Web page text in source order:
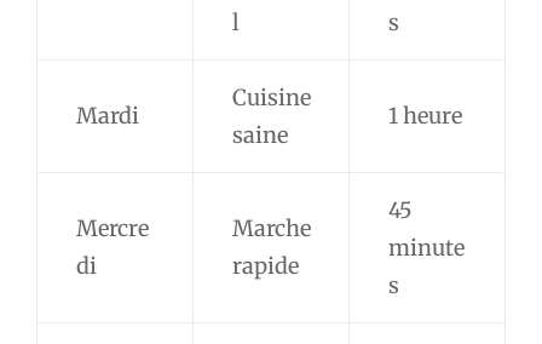
l
s
Mardi
Cuisine
saine
1 heure
Mercre
di
Marche
rapide
45
minute
s